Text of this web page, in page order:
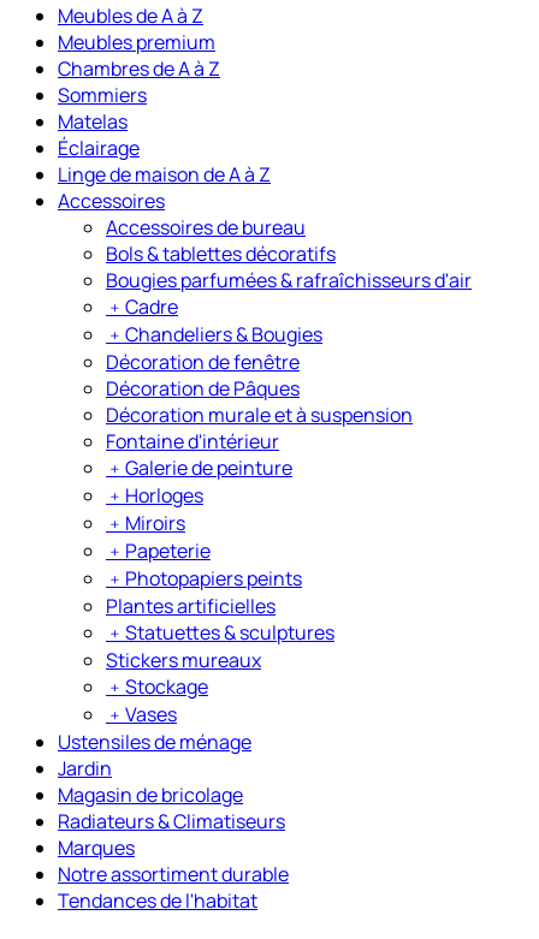
Meubles de A à Z
Meubles premium
Chambres de A à Z
Sommiers
Matelas
Éclairage
Linge de maison de A à Z
Accessoires
Accessoires de bureau
Bols & tablettes décoratifs
Bougies parfumées & rafraîchisseurs d'air
﹢ Cadre
﹢ Chandeliers & Bougies
Décoration de fenêtre
Décoration de Pâques
Décoration murale et à suspension
Fontaine d'intérieur
﹢ Galerie de peinture
﹢ Horloges
﹢ Miroirs
﹢ Papeterie
﹢ Photopapiers peints
Plantes artificielles
﹢ Statuettes & sculptures
Stickers mureaux
﹢ Stockage
﹢ Vases
Ustensiles de ménage
Jardin
Magasin de bricolage
Radiateurs & Climatiseurs
Marques
Notre assortiment durable
Tendances de l'habitat